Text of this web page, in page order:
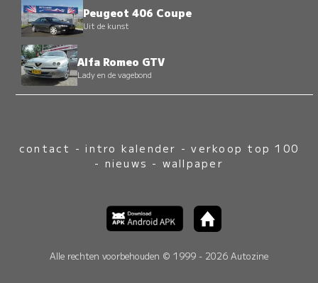
Peugeot 406 Coupe
Uit de kunst
Alfa Romeo GTV
Lady en de vagebond
contact -intro kalender -verkoop top 100
- nieuws - wallpaper
Alle rechten voorbehouden © 1999 - 2026 Autozine